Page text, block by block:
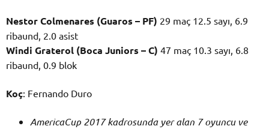
Nestor Colmenares (Guaros – PF) 29 maç 12.5 sayı, 6.9
ribaund, 2.0 asist
Windi Graterol (Boca Juniors – C) 47 maç 10.3 sayı, 6.8
ribaund, 0.9 blok
Koç: Fernando Duro
AmericaCup 2017 kadrosunda yer alan 7 oyuncu ve